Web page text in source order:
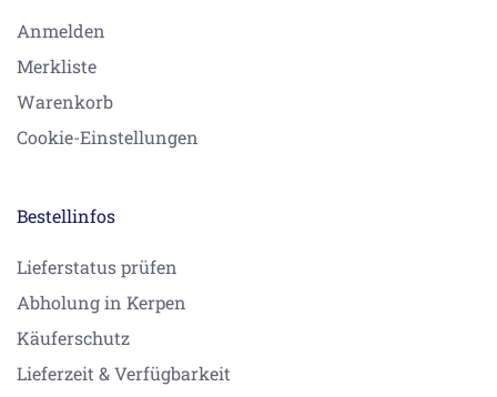
Anmelden
Merkliste
Warenkorb
Cookie-Einstellungen
Bestellinfos
Lieferstatus prüfen
Abholung in Kerpen
Käuferschutz
Lieferzeit & Verfügbarkeit